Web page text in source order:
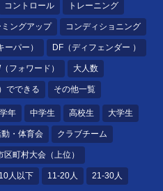
コントロール トレーニング
ングアップ コンディショニング
パー） DF（ディフェンダー ）
フォワード） 大人数
でできる その他一覧
年 中学生 高校生 大学生
・体育会 クラブチーム
区町村大会（上位）
10人以下 11-20人 21-30人